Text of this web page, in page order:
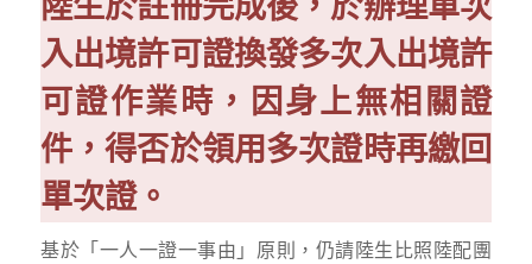
入出境許可證換發多次入出境許
可證作業時，因身上無相關證
件，得否於領用多次證時再繳回
單次證。
基於「一人一證一事由」原則，仍請陸生比照陸配團